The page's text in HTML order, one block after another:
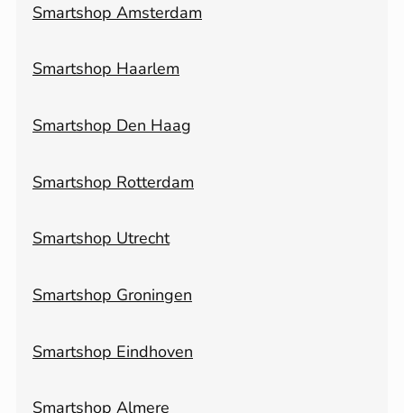
Smartshop Amsterdam
Smartshop Haarlem
Smartshop Den Haag
Smartshop Rotterdam
Smartshop Utrecht
Smartshop Groningen
Smartshop Eindhoven
Smartshop Almere